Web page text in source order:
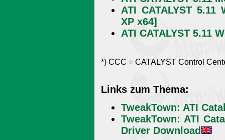
ATI CATALYST
XP x64]
ATI CATALYST 5.11
*) CCC = CATALYST Control
Links zum Thema:
TweakTown: ATI
TweakTown: ATI
Driver Download